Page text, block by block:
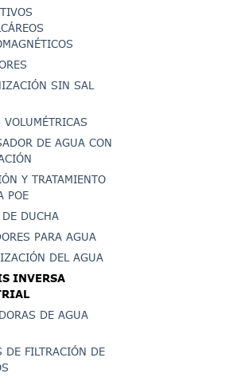
SIN SAL
VOLUMÉTRICAS
DE AGUA CON
Y TRATAMIENTO
POE
DE DUCHA
PARA AGUA
DEL AGUA
INVERSA
DE AGUA
DE FILTRACIÓN DE